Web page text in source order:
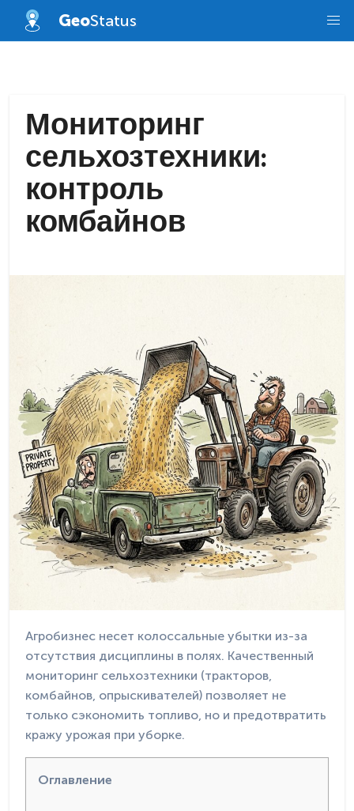
GeoStatus
Мониторинг
сельхозтехники:
контроль
комбайнов
Агробизнес несет колоссальные убытки из-за
отсутствия дисциплины в полях. Качественный
мониторинг сельхозтехники (тракторов,
комбайнов, опрыскивателей) позволяет не
только сэкономить топливо, но и предотвратить
кражу урожая при уборке.
Оглавление